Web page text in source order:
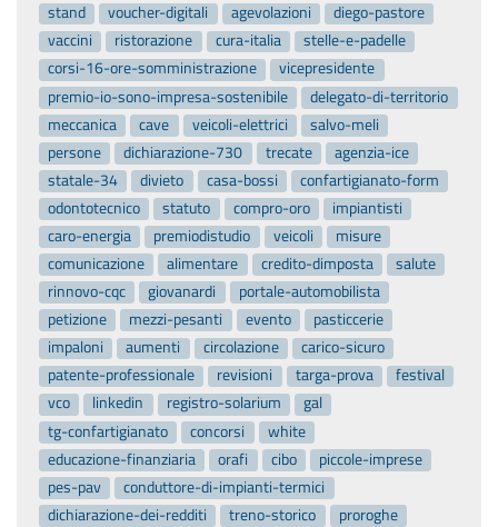
stand
voucher-digitali agevolazioni
diego-pastore
vaccini
ristorazione cura-italia
stelle-e-padelle
corsi-16-ore-somministrazione
vicepresidente
premio-io-sono-impresa-sostenibile
delegato-di-territorio
meccanica
cave veicoli-elettrici
salvo-meli
persone
dichiarazione-730 trecate
agenzia-ice
statale-34
divieto casa-bossi
confartigianato-form
odontotecnico
statuto compro-oro
impiantisti
caro-energia
premiodistudio veicoli
misure
comunicazione
alimentare credito-dimposta
salute
rinnovo-cqc
giovanardi
portale-automobilista
petizione
mezzi-pesanti evento
pasticcerie
impaloni
aumenti circolazione
carico-sicuro
patente-professionale
revisioni targa-prova
festival
vco
linkedin registro-solarium
gal
tg-confartigianato
concorsi
white
educazione-finanziaria
orafi cibo
piccole-imprese
pes-pav
conduttore-di-impianti-termici
dichiarazione-dei-redditi
treno-storico
proroghe